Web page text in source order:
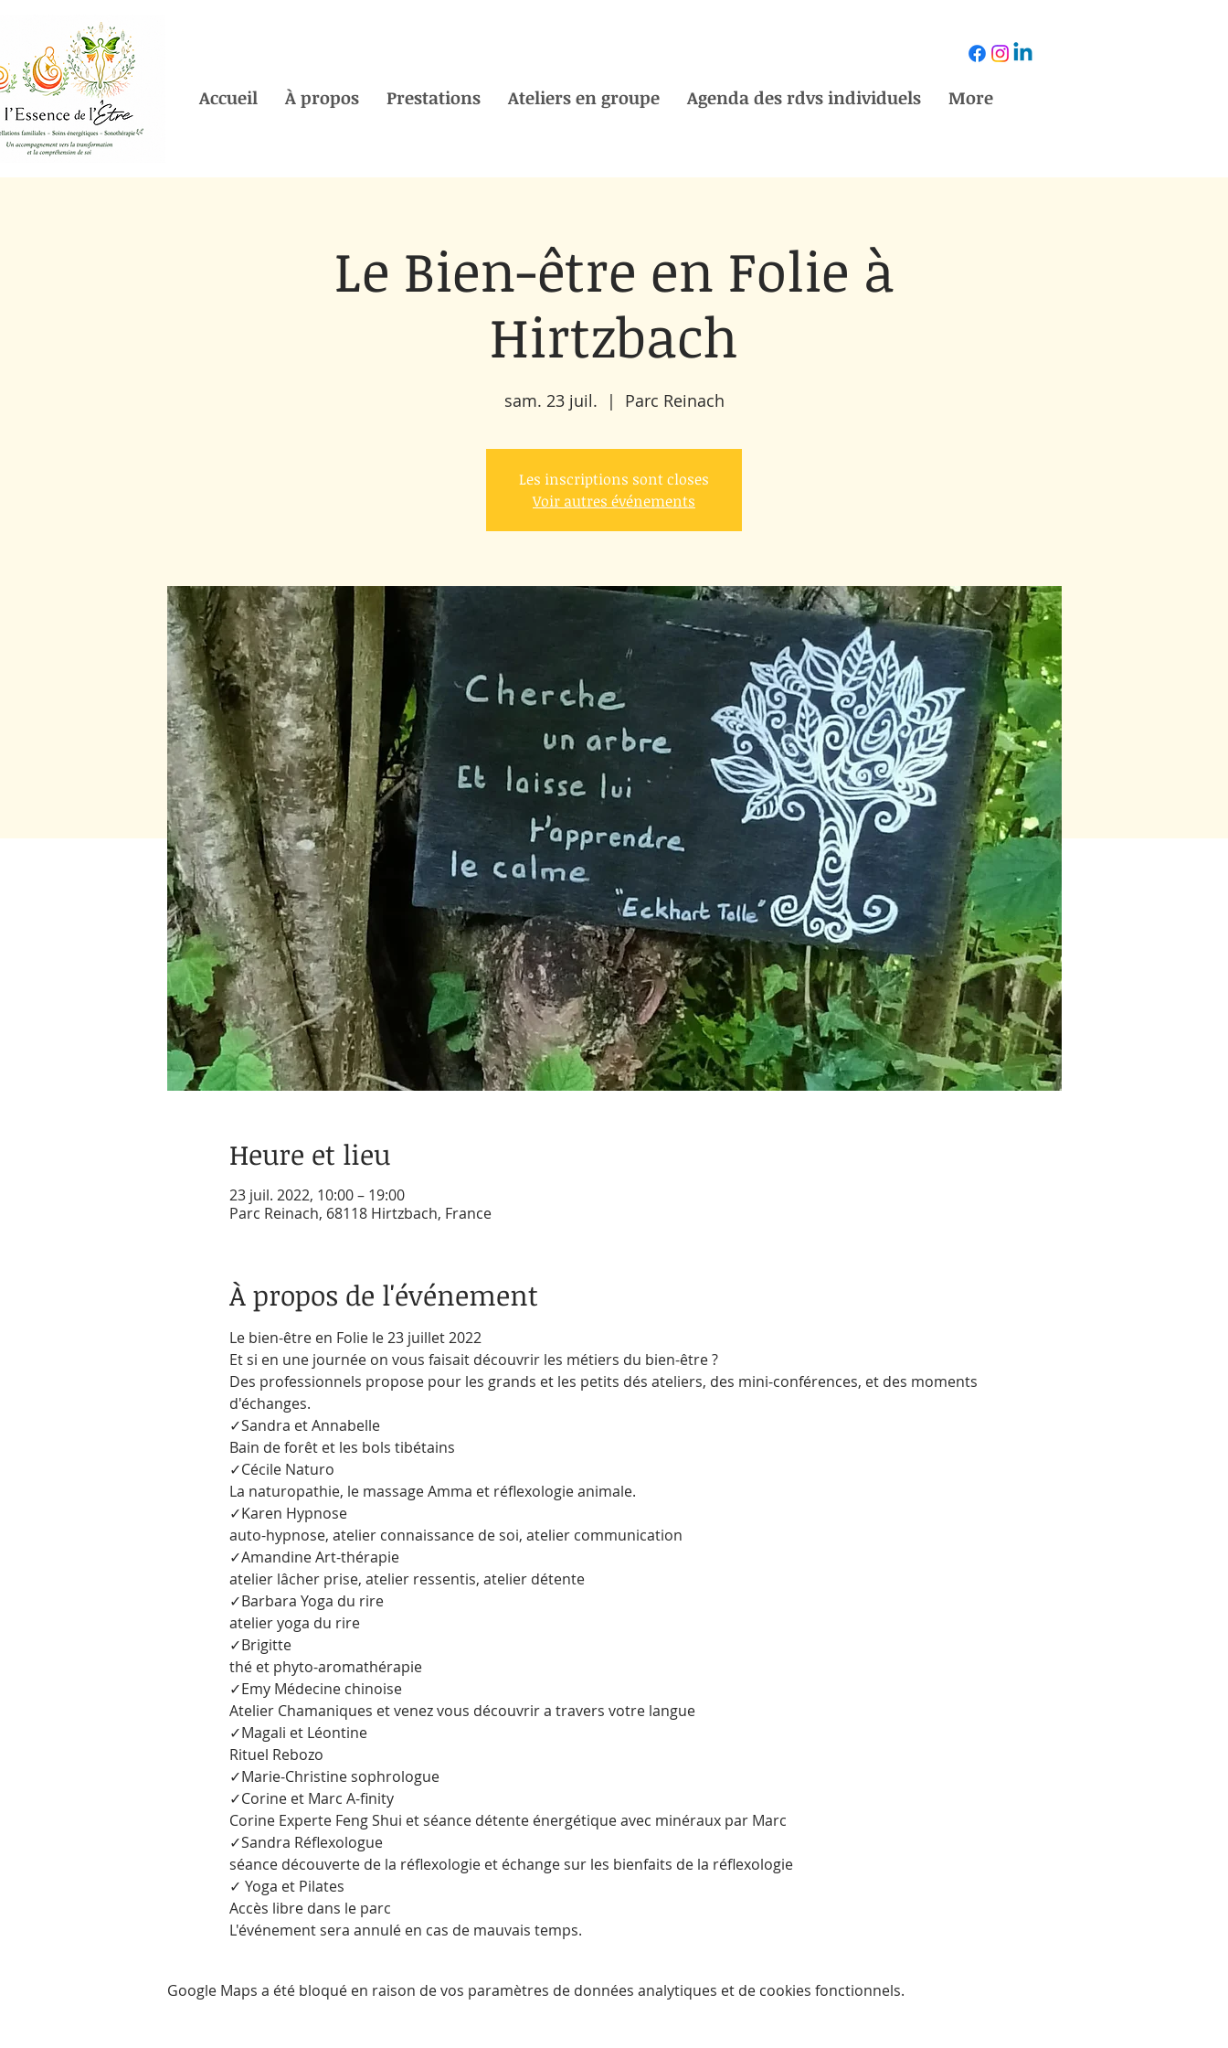
Accueil À propos Prestations Ateliers en groupe Agenda des rdvs individuels More
Le Bien-être en Folie à
Hirtzbach
sam. 23 juil.
  |
Parc Reinach
Les inscriptions sont closes
Voir autres événements
Heure et lieu
23 juil. 2022, 10:00 – 19:00
Parc Reinach, 68118 Hirtzbach, France
À propos de l'événement
Le bien-être en Folie le 23 juillet 2022
Et si en une journée on vous faisait découvrir les métiers du bien-être ?
Des professionnels propose pour les grands et les petits dés ateliers, des mini-conférences, et des moments
d'échanges.
✓Sandra et Annabelle
Bain de forêt et les bols tibétains
✓Cécile Naturo
La naturopathie, le massage Amma et réflexologie animale.
✓Karen Hypnose
auto-hypnose, atelier connaissance de soi, atelier communication
✓Amandine Art-thérapie
atelier lâcher prise, atelier ressentis, atelier détente
✓Barbara Yoga du rire
atelier yoga du rire
✓Brigitte
thé et phyto-aromathérapie
✓Emy Médecine chinoise
Atelier Chamaniques et venez vous découvrir a travers votre langue
✓Magali et Léontine
Rituel Rebozo
✓Marie-Christine sophrologue
✓Corine et Marc A-finity
Corine Experte Feng Shui et séance détente énergétique avec minéraux par Marc
✓Sandra Réflexologue
séance découverte de la réflexologie et échange sur les bienfaits de la réflexologie
✓ Yoga et Pilates
Accès libre dans le parc
L'événement sera annulé en cas de mauvais temps.
Google Maps a été bloqué en raison de vos paramètres de données analytiques et de cookies fonctionnels.